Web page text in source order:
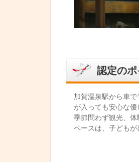
認定の
加賀温泉駅から車
が入っても安心な
季節問わず観光、
ペースは、子ども